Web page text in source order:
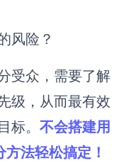
风险？
受众，需要了解
级，从而最有效
标。 不会搭建用
法轻松搞定！